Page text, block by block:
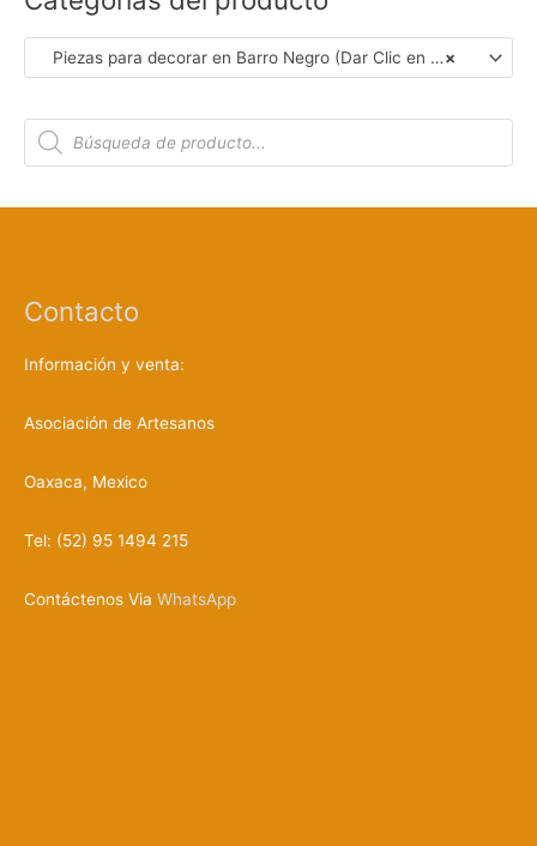
×
Piezas para decorar en Barro Negro (Dar Clic en Foto para Ver Detalles)
B
q
o
d
c
t
Contacto
Información y venta:
Asociación de Artesanos
Oaxaca, Mexico
Tel: (52) 95 1494 215
Contáctenos Via WhatsApp